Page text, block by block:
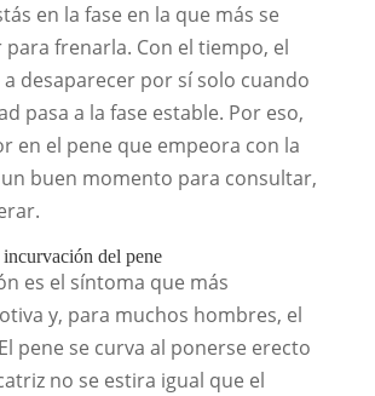
en la fase en la que más se
para frenarla. Con el tiempo, el
desaparecer por sí solo cuando
pasa a la fase estable. Por eso,
en el pene que empeora con la
buen momento para consultar,
del pene
es el síntoma que más
y, para muchos hombres, el
pene se curva al ponerse erecto
no se estira igual que el